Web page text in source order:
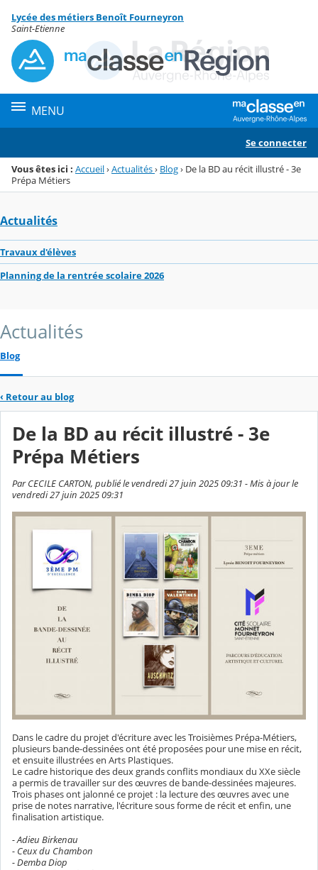
Menu de la rubrique
Contenu
Lycée des métiers Benoît Fourneyron
Saint-Etienne
MENU
Se connecter
Vous êtes ici : Accueil›Actualités› Blog› De la BD au récit illustré - 3e
Prépa Métiers
Actualités
Travaux d'élèves
Planning de la rentrée scolaire 2026
Actualités
Blog
‹ Retour au blog
De la BD au récit illustré - 3e
Prépa Métiers
Par CECILE CARTON, publié le vendredi 27 juin 2025 09:31 - Mis à jour le
vendredi 27 juin 2025 09:31
Dans le cadre du projet d'écriture avec les Troisièmes Prépa-Métiers,
plusieurs bande-dessinées ont été proposées pour une mise en récit,
et ensuite illustrées en Arts Plastiques.
Le cadre historique des deux grands conflits mondiaux du XXe siècle
a permis de travailler sur des œuvres de bande-dessinées majeures.
Trois phases ont jalonné ce projet : la lecture des œuvres avec une
prise de notes narrative, l'écriture sous forme de récit et enfin, une
finalisation artistique.
- Adieu Birkenau
- Ceux du Chambon
- Demba Diop